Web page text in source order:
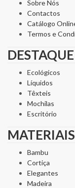
Sobre Nós
Contactos
Catálogo
Termos e
DESTAQUE
Ecológicos
Líquidos
Têxteis
Mochilas
Escritório
MATERIAIS
Bambu
Cortiça
Elegantes
Madeira